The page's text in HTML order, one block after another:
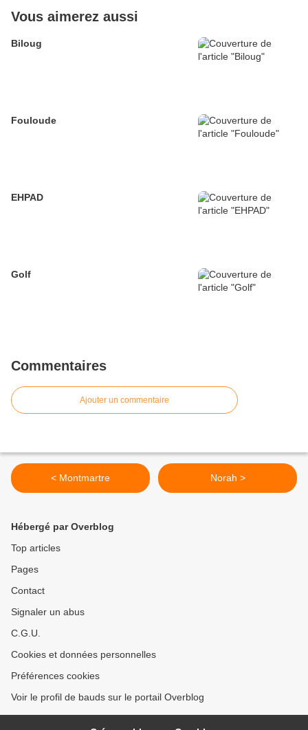
Vous aimerez aussi
Biloug
Fouloude
EHPAD
Golf
Commentaires
Ajouter un commentaire
< Montmartre Norah >
Hébergé par Overblog
Top articles
Pages
Contact
Signaler un abus
C.G.U.
Cookies et données personnelles
Préférences cookies
Voir le profil de bauds sur le portail Overblog